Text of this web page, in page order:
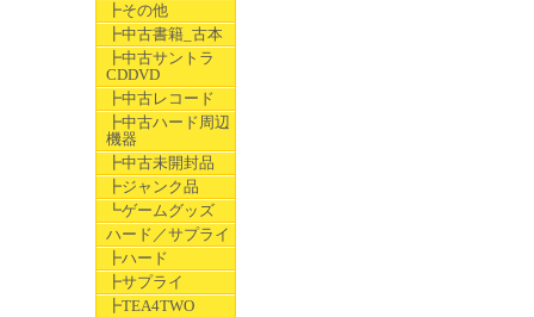
┣その他
┣中古書籍_古本
┣中古サントラ
CDDVD
┣中古レコード
┣中古ハード周辺
機器
┣中古未開封品
┣ジャンク品
┗ゲームグッズ
ハード／サプライ
┣ハード
┣サプライ
┣TEA4TWO